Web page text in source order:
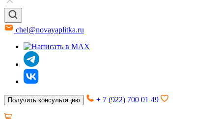
chel@novayaplitka.ru
Получить консультацию + 7 (922) 700 01 49